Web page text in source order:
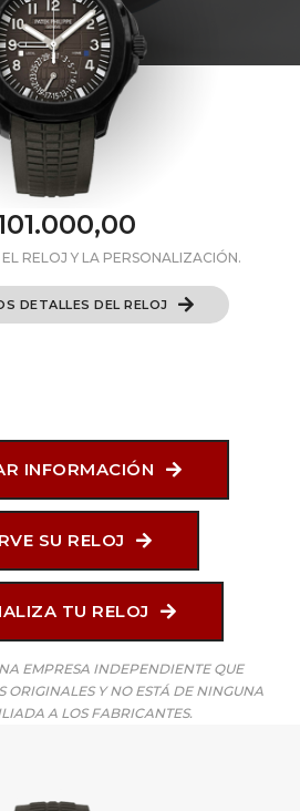
RELOJ Y LA PERSONALIZACIÓN.
DETALLES DEL RELOJ
INFORMACIÓN
SU RELOJ
TU RELOJ
EMPRESA INDEPENDIENTE QUE
ORIGINALES Y NO ESTÁ DE NINGUNA
A LOS FABRICANTES.